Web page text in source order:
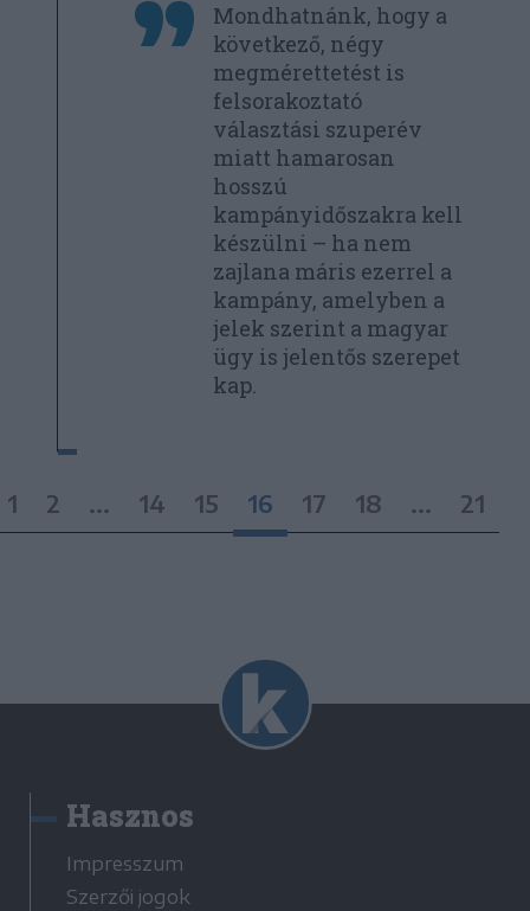
Mondhatnánk, hogy a
következő, négy
megmérettetést is
felsorakoztató
választási szuperév
miatt hamarosan
hosszú
kampányidőszakra kell
készülni – ha nem
zajlana máris ezerrel a
kampány, amelyben a
jelek szerint a magyar
ügy is jelentős szerepet
kap.
1 2 ... 14 15 16 17 18 ... 21
Hasznos
Impresszum
Szerzői jogok